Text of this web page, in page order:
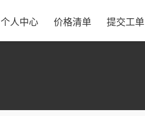
个人中心 价格清单 提交工单